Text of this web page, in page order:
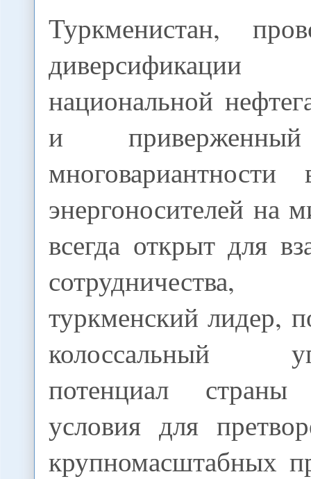
Туркменистан,
национальной
и
энергоносителей на
всегда открыт для
туркменский лидер,
колоссальный
потенциал
условия для
крупномасштабных